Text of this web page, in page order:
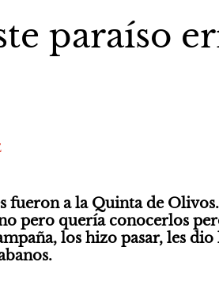
paraíso
fueron a la Quinta de
pero quería conocerlos
los hizo pasar, les